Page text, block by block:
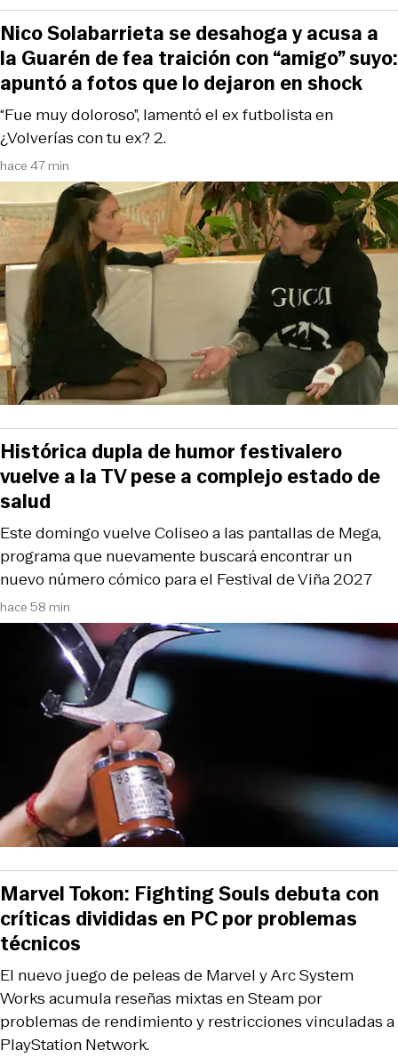
hace 47 min
“Fue muy doloroso”, lamentó el ex futbolista en
¿Volverías con tu ex? 2.
Nico Solabarrieta se desahoga y acusa a
la Guarén de fea traición con “amigo” suyo:
apuntó a fotos que lo dejaron en shock
hace 58 min
Este domingo vuelve Coliseo a las pantallas de Mega,
programa que nuevamente buscará encontrar un
nuevo número cómico para el Festival de Viña 2027
Histórica dupla de humor festivalero
vuelve a la TV pese a complejo estado de
salud
El nuevo juego de peleas de Marvel y Arc System
Works acumula reseñas mixtas en Steam por
problemas de rendimiento y restricciones vinculadas a
PlayStation Network.
Marvel Tokon: Fighting Souls debuta con
críticas divididas en PC por problemas
técnicos